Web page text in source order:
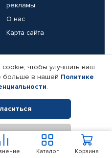
Корзина
Каталог
рекламы
О нас
Карта сайта
Реквизиты компании
Все права защищены.
товаров Автопрофи.
чтобы улучшить ваш
больше в нашей Политике
.
В корзину